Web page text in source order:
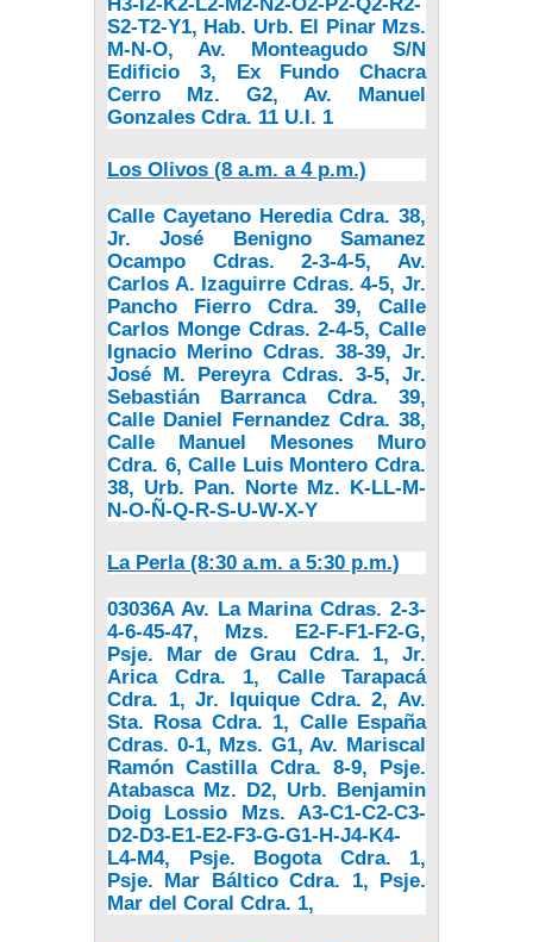
S2-T2-Y1, Hab. Urb. El Pinar Mzs.
M-N-O, Av. Monteagudo S/N
Edificio 3, Ex Fundo Chacra
Cerro Mz. G2, Av. Manuel
Gonzales Cdra. 11 U.I. 1
Los Olivos (8 a.m. a 4 p.m.)
Calle Cayetano Heredia Cdra. 38,
Jr. José Benigno Samanez
Ocampo Cdras. 2-3-4-5, Av.
Carlos A. Izaguirre Cdras. 4-5, Jr.
Pancho Fierro Cdra. 39, Calle
Carlos Monge Cdras. 2-4-5, Calle
Ignacio Merino Cdras. 38-39, Jr.
José M. Pereyra Cdras. 3-5, Jr.
Sebastián Barranca Cdra. 39,
Calle Daniel Fernandez Cdra. 38,
Calle Manuel Mesones Muro
Cdra. 6, Calle Luis Montero Cdra.
38, Urb. Pan. Norte Mz. K-LL-M-
N-O-Ñ-Q-R-S-U-W-X-Y
La Perla (8:30 a.m. a 5:30 p.m.)
03036A Av. La Marina Cdras. 2-3-
4-6-45-47, Mzs. E2-F-F1-F2-G,
Psje. Mar de Grau Cdra. 1, Jr.
Arica Cdra. 1, Calle Tarapacá
Cdra. 1, Jr. Iquique Cdra. 2, Av.
Sta. Rosa Cdra. 1, Calle España
Cdras. 0-1, Mzs. G1, Av. Mariscal
Ramón Castilla Cdra. 8-9, Psje.
Atabasca Mz. D2, Urb. Benjamin
Doig Lossio Mzs. A3-C1-C2-C3-
D2-D3-E1-E2-F3-G-G1-H-J4-K4-
L4-M4, Psje. Bogota Cdra. 1,
Psje. Mar Báltico Cdra. 1, Psje.
Mar del Coral Cdra. 1,